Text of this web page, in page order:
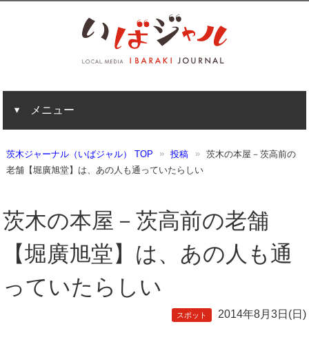
メニュー
茨木ジャーナル（いばジャル） TOP 投稿
茨木の本屋－茨高前の
老舗【堀廣旭堂】は、あの人も通っていたらしい
茨木の本屋－茨高前の老舗
【堀廣旭堂】は、あの人も通
っていたらしい
スポット 2014年8月3日(日)